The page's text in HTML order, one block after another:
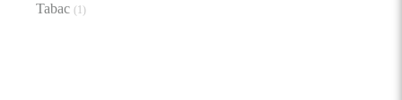
Tabac (1)